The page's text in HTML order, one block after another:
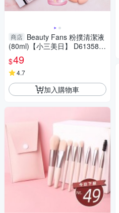
商店 Beauty Fans 粉撲清潔液
(80ml)【小三美日】 D613585
底妝
$49
4.7
加入購物車